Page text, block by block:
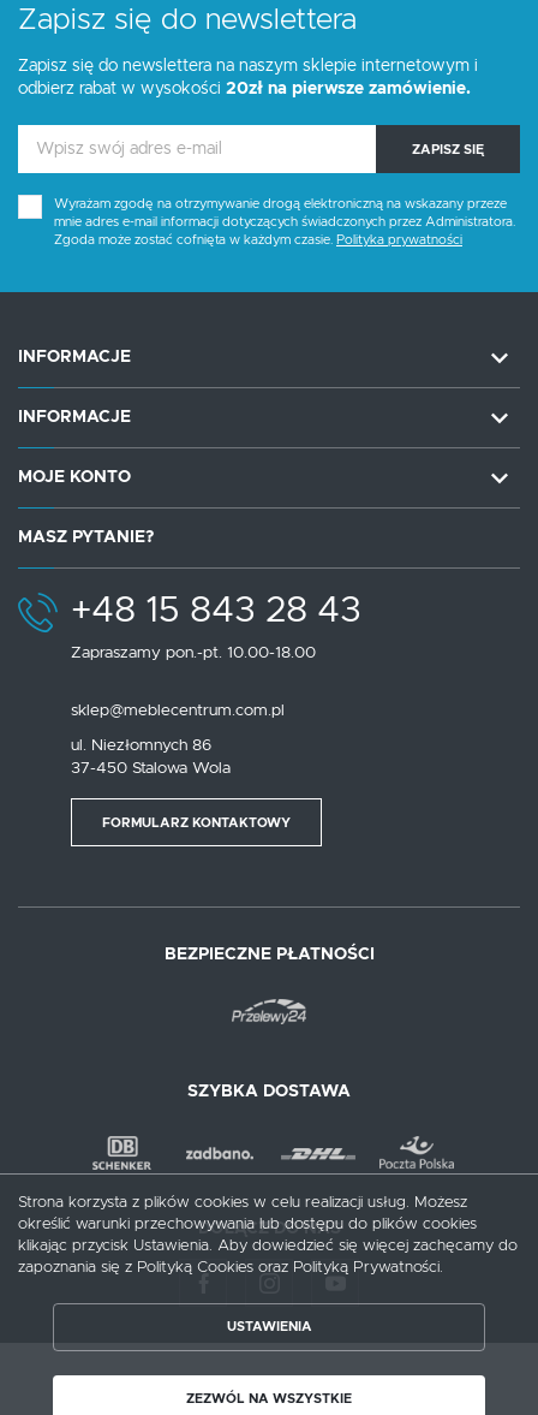
Zapisz się do newslettera
Zapisz się do newslettera na naszym sklepie internetowym i
odbierz rabat w wysokości 20zł na pierwsze zamówienie.
ZAPISZ SIĘ
Wyrażam zgodę na otrzymywanie drogą elektroniczną na wskazany przeze
mnie adres e-mail informacji dotyczących świadczonych przez Administratora.
Zgoda może zostać cofnięta w każdym czasie. Polityka prywatności
INFORMACJE
INFORMACJE
MOJE KONTO
MASZ PYTANIE?
+48 15 843 28 43
Zapraszamy pon.-pt. 10.00-18.00
sklep@meblecentrum.com.pl
ul. Niezłomnych 86
37-450 Stalowa Wola
FORMULARZ KONTAKTOWY
BEZPIECZNE PŁATNOŚCI
SZYBKA DOSTAWA
DOŁĄCZ DO NAS
Copyright by meblecentrum.com.pl
Strona korzysta z plików cookies w celu realizacji usług. Możesz
określić warunki przechowywania lub dostępu do plików cookies
klikając przycisk Ustawienia. Aby dowiedzieć się więcej zachęcamy do
zapoznania się z Polityką Cookies oraz Polityką Prywatności.
USTAWIENIA
ZEZWÓL NA WSZYSTKIE
ZAPISZ WYBRANE